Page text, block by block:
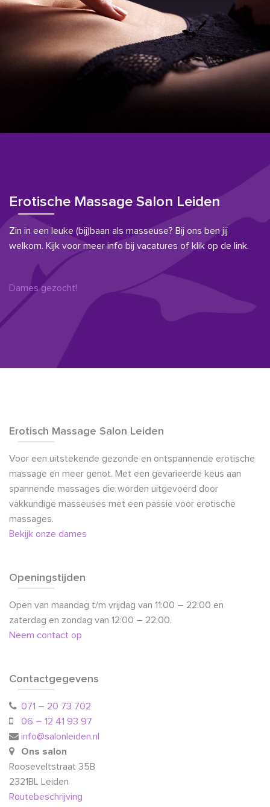
Erotische Massage Salon Leiden
Zin in een leuke (bij)baan als masseuse? Bij ons ben jij
welkom. Kijk voor meer info bij vacatures of klik op de link.
Dames gezocht!
Erotisch Massage Salon Leiden
Voor een uitstekende gezonde en ontspannende erotische
massage en meer genot. Met een gevarieerde keus aan
spannende massages die worden uitgevoerd door
vakkundige masseuses met een passie voor erotische
massages.
Bekijk onze dames
Openingstijden
Open van maandag t/m vrijdag van 11:00 – 22:00 en
zaterdag en zondag van 12:00 – 22:00.
Neem contact op
Contactgegevens
071 – 20 73 702
06 – 12 41 93 97
info@salonleiden.nl
Ons salon
Rooseveltstraat 35B
2321BL Leiden
Routebeschrijving